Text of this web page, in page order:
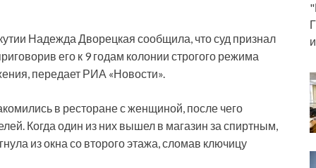
Надежда Дворецкая сообщила, что суд признал
его к 9 годам колонии строгого режима
передает РИА «Новости».
в ресторане с женщиной, после чего
Когда один из них вышел в магазин за спиртным,
из окна со второго этажа, сломав ключицу